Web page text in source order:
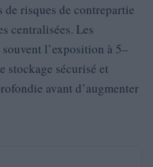
risques de contrepartie
centralisées. Les
l’exposition à 5–
stockage sécurisé et
avant d’augmenter